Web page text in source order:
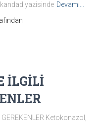
kandadiyazisinde Devamı…
İLGİLİ
Ketokonazol,